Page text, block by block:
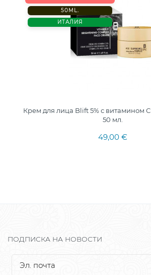
50ML.
ИТАЛИЯ
Крем для лица Blift 5% с витамином С
50 мл.
49,00 €
ПОДПИСКА НА НОВОСТИ